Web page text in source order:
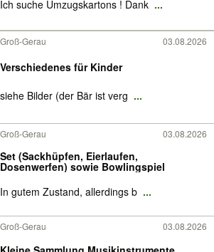
Ich suche Umzugskartons ! Dank ...
Groß-Gerau 03.08.2026
Verschiedenes für Kinder
siehe Bilder (der Bär ist verg ...
Groß-Gerau 03.08.2026
Set (Sackhüpfen, Eierlaufen,
Dosenwerfen) sowie Bowlingspiel
In gutem Zustand, allerdings b ...
Groß-Gerau 03.08.2026